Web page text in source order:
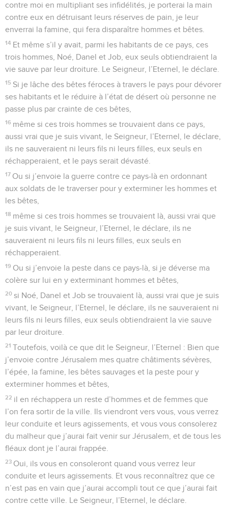
contre moi en multipliant ses infidélités, je porterai la main
contre eux en détruisant leurs réserves de pain, je leur
enverrai la famine, qui fera disparaître hommes et bêtes.
14 Et même s’il y avait, parmi les habitants de ce pays, ces
trois hommes, Noé, Danel et Job, eux seuls obtiendraient la
vie sauve par leur droiture. Le Seigneur, l’Eternel, le déclare.
15 Si je lâche des bêtes féroces à travers le pays pour dévorer
ses habitants et le réduire à l’état de désert où personne ne
passe plus par crainte de ces bêtes,
16 même si ces trois hommes se trouvaient dans ce pays,
aussi vrai que je suis vivant, le Seigneur, l’Eternel, le déclare,
ils ne sauveraient ni leurs fils ni leurs filles, eux seuls en
réchapperaient, et le pays serait dévasté.
17 Ou si j’envoie la guerre contre ce pays-là en ordonnant
aux soldats de le traverser pour y exterminer les hommes et
les bêtes,
18 même si ces trois hommes se trouvaient là, aussi vrai que
je suis vivant, le Seigneur, l’Eternel, le déclare, ils ne
sauveraient ni leurs fils ni leurs filles, eux seuls en
réchapperaient.
19 Ou si j’envoie la peste dans ce pays-là, si je déverse ma
colère sur lui en y exterminant hommes et bêtes,
20 si Noé, Danel et Job se trouvaient là, aussi vrai que je suis
vivant, le Seigneur, l’Eternel, le déclare, ils ne sauveraient ni
leurs fils ni leurs filles, eux seuls obtiendraient la vie sauve
par leur droiture.
21 Toutefois, voilà ce que dit le Seigneur, l’Eternel : Bien que
j’envoie contre Jérusalem mes quatre châtiments sévères,
l’épée, la famine, les bêtes sauvages et la peste pour y
exterminer hommes et bêtes,
22 il en réchappera un reste d’hommes et de femmes que
l’on fera sortir de la ville. Ils viendront vers vous, vous verrez
leur conduite et leurs agissements, et vous vous consolerez
du malheur que j’aurai fait venir sur Jérusalem, et de tous les
fléaux dont je l’aurai frappée.
23 Oui, ils vous en consoleront quand vous verrez leur
conduite et leurs agissements. Et vous reconnaîtrez que ce
n’est pas en vain que j’aurai accompli tout ce que j’aurai fait
contre cette ville. Le Seigneur, l’Eternel, le déclare.